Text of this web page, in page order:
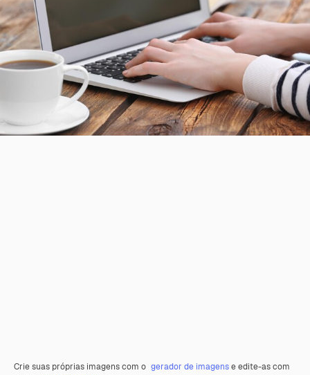
Crie suas próprias imagens com o gerador de imagense edite-as com